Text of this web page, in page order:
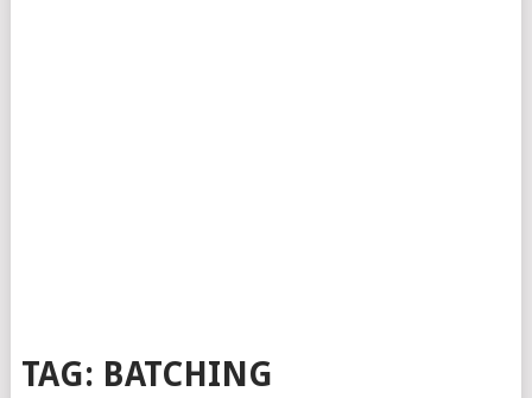
TAG: BATCHING